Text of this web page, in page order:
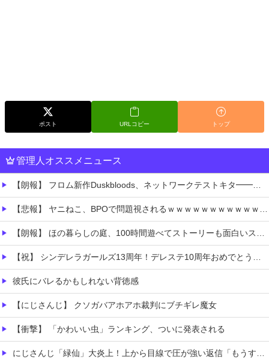
ポスト URLコピー トップ
管理人オススメニュース
【朗報】 フロム新作Duskbloods、ネットワークテストキタ━━━━(゜∀゜)━━━━!!
【悲報】 ヤニねこ、BPOで問題視されるｗｗｗｗｗｗｗｗｗｗｗｗｗ
【朗報】 ほの暮らしの庭、100時間遊べてストーリーも面白いスタバレの上位互換だとまじで好評
【祝】 シンデレラガールズ13周年！デレステ10周年おめでとう！ガチャ更新SSR八神マキノ・イベントSRイヴ、SR望月聖！
彼氏にバレるかもしれない背徳感
【にじさんじ】 クソガバアホアホ裁判にブチギレ魔女
【衝撃】 「かわいい虫」ランキング、ついに発表される
にじさんじ「緑仙」大炎上！上から目線で圧が強い返信「もうすでに歌ってる」埋もれてる曲を救いたい歌ってみた企画と視聴者に対するSNS投稿が大荒れ